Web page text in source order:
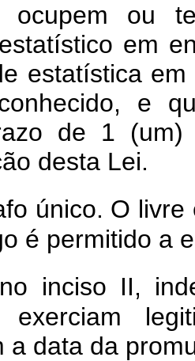
ocupem ou
em
estatística
e
de 1
desta Lei.
único. O
é permitido a
inciso II,
exerciam
a data da